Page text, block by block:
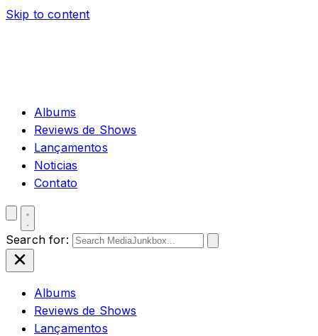
Skip to content
Albums
Reviews de Shows
Lançamentos
Noticias
Contato
Search for:
Albums
Reviews de Shows
Lançamentos